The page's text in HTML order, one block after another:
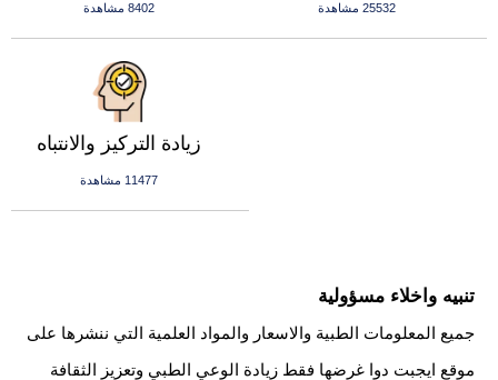
8402 مشاهدة 25532 مشاهدة
زيادة التركيز والانتباه
11477 مشاهدة
تنبيه واخلاء مسؤولية
جميع المعلومات الطبية والاسعار والمواد العلمية التي ننشرها على
موقع ايجبت دوا غرضها فقط زيادة الوعي الطبي وتعزيز الثقافة